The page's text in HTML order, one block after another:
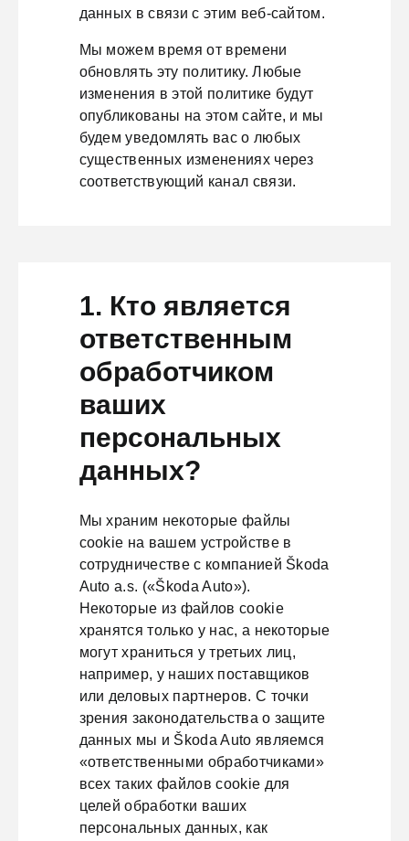
данных в связи с этим веб-сайтом.
Мы можем время от времени
обновлять эту политику. Любые
изменения в этой политике будут
опубликованы на этом сайте, и мы
будем уведомлять вас о любых
существенных изменениях через
соответствующий канал связи.
1. Кто является
ответственным
обработчиком
ваших
персональных
данных?
Мы храним некоторые файлы
cookie на вашем устройстве в
сотрудничестве с компанией Škoda
Auto a.s. («Škoda Auto»).
Некоторые из файлов cookie
хранятся только у нас, а некоторые
могут храниться у третьих лиц,
например, у наших поставщиков
или деловых партнеров. С точки
зрения законодательства о защите
данных мы и Škoda Auto являемся
«ответственными обработчиками»
всех таких файлов cookie для
целей обработки ваших
персональных данных, как